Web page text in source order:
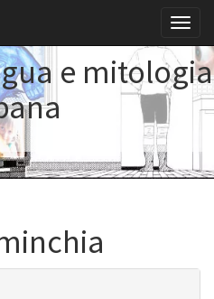
e mitologia